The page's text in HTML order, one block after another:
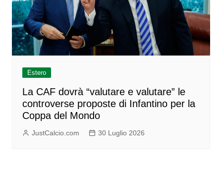
Estero
La CAF dovrà “valutare e valutare” le
controverse proposte di Infantino per la
Coppa del Mondo
JustCalcio.com 30 Luglio 2026